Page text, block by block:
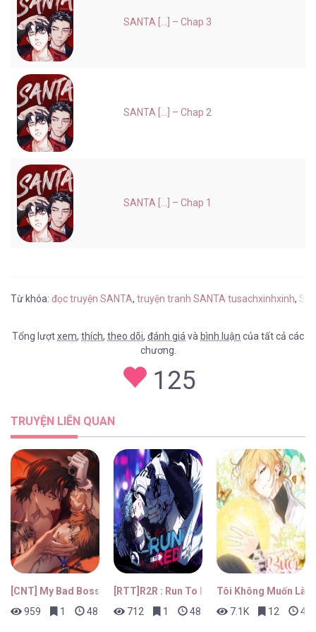
SANTA [...] – Chap 3
SANTA [...] – Chap 2
SANTA [...] – Chap 1
Từ khóa: đọc truyện SANTA, truyện tranh SANTA tusachxinhxinh,
Tổng lượtxem, thích, theo dõi, đánh giá và bình luận của tất cả các
chương.
125
TRUYỆN LIÊN QUAN
[CNT] My Bad Boss
959
1 48 phút trước
[RTT]R2R : Run To Red
712
1 48 phút trước
Tôi Không Muốn
7.1K
12 48